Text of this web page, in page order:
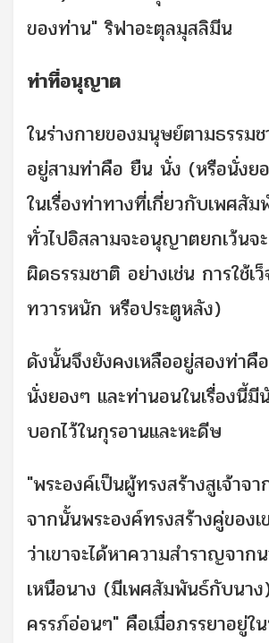
ของท่าน" ริฟาอะตุลมุสลิมีน
ท่าที่อนุญาต
ในร่างกายของมนุษย์ตามธรรม
อยู่สามท่าคือ ยืน นั่ง (หรือนั่งย
ในเรื่องท่าทางที่เกี่ยวกับเพศสั
ทั่วไปอิสลามจะอนุญาตยกเว้นจ
ผิดธรรมชาติ อย่างเช่น การใช้เ
ทวารหนัก หรือประตูหลัง)
ดังนั้นจึงยังคงเหลืออยู่สองท่าคื
นั่งยองๆ และท่านอนในเรื่องนี้
บอกไว้ในกุรอานและหะดีษ
"พระองค์เป็นผู้ทรงสร้างสูเจ้าจ
จากนั้นพระองค์ทรงสร้างคู่ของ
ว่าเขาจะได้หาความสำราญจาก
เหนือนาง (มีเพศสัมพันธ์กับนา
ครรภ์อ่อนๆ" คือเมื่อภรรยาอยู่ใ